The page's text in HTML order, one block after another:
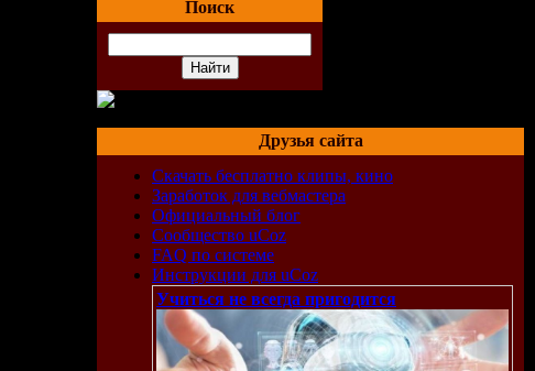
Поиск
Друзья сайта
Скачать бесплатно клипы, кино
Заработок для вебмастера
Официальный блог
Сообщество uCoz
FAQ по системе
Инструкции для uCoz
Учиться не всегда пригодится